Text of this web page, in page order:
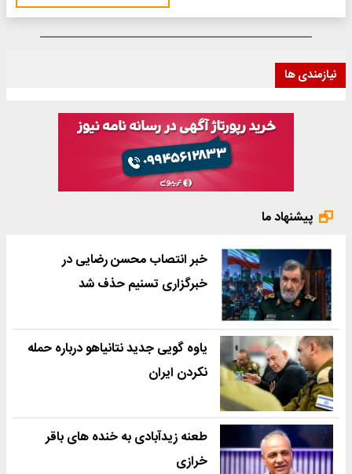
نیازمندی ها
پیشنهاد ما
خبر انتصاب محسن رضایی در
خبرگزاری تسنیم حذف شد
یاوه گویی جدید نتانیاهو درباره حمله
نکردن ایران
طعنه زیدآبادی به خنده های باقر
خرازی